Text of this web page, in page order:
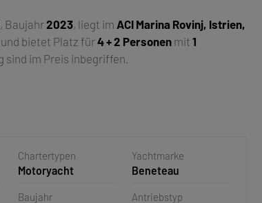
, Baujahr2023, liegt im ACI Marina Rovinj, Istrien,
und bietet Platz für4 + 2 Personen mit1
sind im Preis inbegriffen.
Chartertypen
Motoryacht
Yachtmarke
Beneteau
Baujahr Antriebstyp